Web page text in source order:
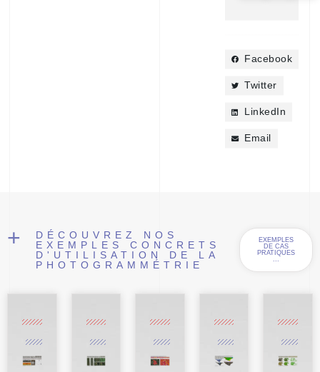
Facebook
Twitter
LinkedIn
Email
+
DÉCOUVREZ NOS
EXEMPLES CONCRETS
D'UTILISATION DE LA
PHOTOGRAMMÉTRIE
EXEMPLES
DE CAS
PRATIQUES
...